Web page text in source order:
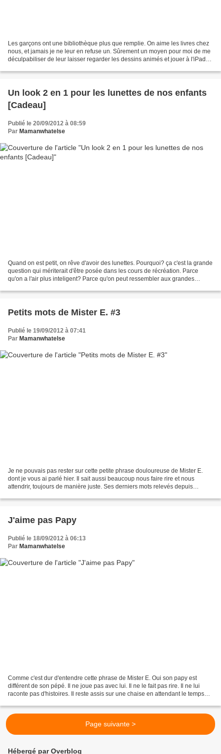
Les garçons ont une bibliothèque plus que remplie. On aime les livres chez
nous, et jamais je ne leur en refuse un. Sûrement un moyen pour moi de me
déculpabiliser de leur laisser regarder les dessins animés et jouer à l'iPad
Un look 2 en 1 pour les lunettes de nos enfants
[Cadeau]
Publié le 20/09/2012 à 08:59
Par Mamanwhatelse
Quand on est petit, on rêve d'avoir des lunettes. Pourquoi? ça c'est la grande
question qui mériterait d'être posée dans les cours de récréation. Parce
qu'on a l'air plus inteligent? Parce qu'on peut ressembler aux grandes
Petits mots de Mister E. #3
Publié le 19/09/2012 à 07:41
Par Mamanwhatelse
Je ne pouvais pas rester sur cette petite phrase douloureuse de Mister E.
dont je vous ai parlé hier. Il sait aussi beaucoup nous faire rire et nous
attendrir, toujours de manière juste. Ses derniers mots relevés depuis
J'aime pas Papy
Publié le 18/09/2012 à 06:13
Par Mamanwhatelse
Comme c'est dur d'entendre cette phrase de Mister E. Oui son papy est
différent de son pépé. Il ne joue pas avec lui. Il ne le fait pas rire. Il ne lui
raconte pas d'histoires. Il reste assis sur une chaise en attendant le temps
Page suivante >
Hébergé par Overblog